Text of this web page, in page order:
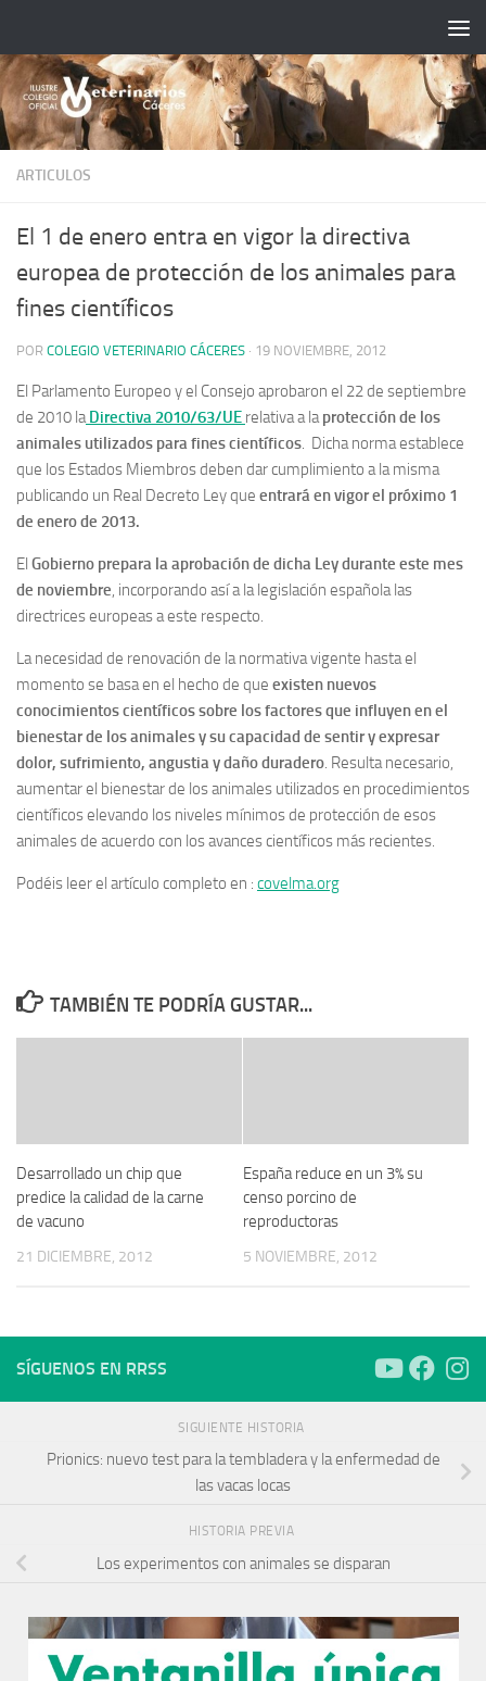
ARTICULOS
El 1 de enero entra en vigor la directiva
europea de protección de los animales para
fines científicos
POR COLEGIO VETERINARIO CÁCERES · 19 NOVIEMBRE, 2012
El Parlamento Europeo y el Consejo aprobaron el 22 de septiembre
de 2010 la Directiva 2010/63/UE relativa a la protección de los
animales utilizados para fines científicos Dicha norma establece
que los Estados Miembros deben dar cumplimiento a la misma
publicando un Real Decreto Ley que entrará en vigor el próximo 1
de enero de 2013.
El Gobierno prepara la aprobación de dicha Ley durante este mes
de noviembre , incorporando así a la legislación española las
directrices europeas a este respecto.
La necesidad de renovación de la normativa vigente hasta el
momento se basa en el hecho de que existen nuevos
conocimientos científicos sobre los factores que influyen en el
bienestar de los animales y su capacidad de sentir y expresar
dolor, sufrimiento, angustia y daño duradero . Resulta necesario,
aumentar el bienestar de los animales utilizados en procedimientos
científicos elevando los niveles mínimos de protección de esos
animales de acuerdo con los avances científicos más recientes.
Podéis leer el artículo completo en : covelma.org
TAMBIÉN TE PODRÍA GUSTAR...
Desarrollado un chip que
predice la calidad de la carne
de vacuno
21 DICIEMBRE, 2012
España reduce en un 3% su
censo porcino de
reproductoras
5 NOVIEMBRE, 2012
SÍGUENOS EN RRSS
SIGUIENTE HISTORIA
Prionics: nuevo test para la tembladera y la enfermedad de
las vacas locas
HISTORIA PREVIA
Los experimentos con animales se disparan